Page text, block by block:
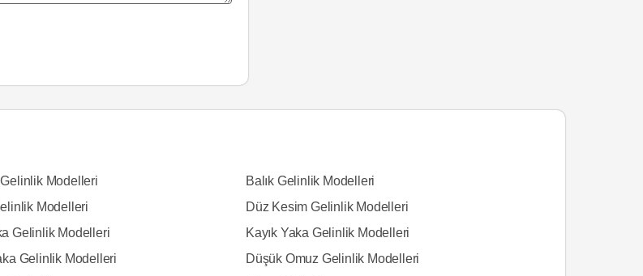
Modelleri
Balık Gelinlik Modelleri
Modelleri
Düz Kesim Gelinlik Modelleri
Gelinlik Modelleri
Kayık Yaka Gelinlik Modelleri
Gelinlik Modelleri
Düşük Omuz Gelinlik Modelleri